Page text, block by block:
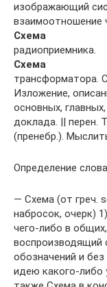
изображающий
взаимоотношение
Схема
радиоприемника.
Схема
трансформатора.
Изложение,
основных,
доклада. || перен.
(пренебр.).
Определение
— Схема (от греч.
набросок, очерк)
чего-либо в
обозначений и
идею какого-либо